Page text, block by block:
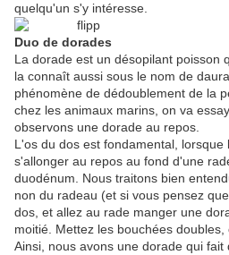
quelqu'un s'y intéresse.
Duo de dorades
La dorade est un désopilant poisson
la connaît aussi sous le nom de
phénomène de dédoublement de la
chez les animaux marins, on va
observons une dorade au repos.
L'os du dos est fondamental, lorsque
s'allonger au repos au fond d'une
duodénum. Nous traitons bien
non du radeau (et si vous pensez
dos, et allez au rade manger une
moitié. Mettez les bouchées doubles,
Ainsi, nous avons une dorade qui fait